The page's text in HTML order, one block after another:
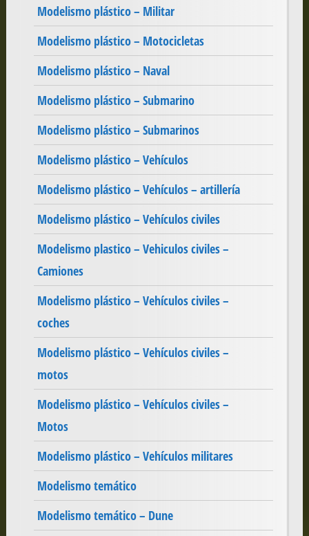
Modelismo plástico – Militar
Modelismo plástico – Motocicletas
Modelismo plástico – Naval
Modelismo plástico – Submarino
Modelismo plástico – Submarinos
Modelismo plástico – Vehículos
Modelismo plástico – Vehículos – artillería
Modelismo plástico – Vehículos civiles
Modelismo plastico – Vehiculos civiles –
Camiones
Modelismo plástico – Vehículos civiles –
coches
Modelismo plástico – Vehículos civiles –
motos
Modelismo plástico – Vehículos civiles –
Motos
Modelismo plástico – Vehículos militares
Modelismo temático
Modelismo temático – Dune